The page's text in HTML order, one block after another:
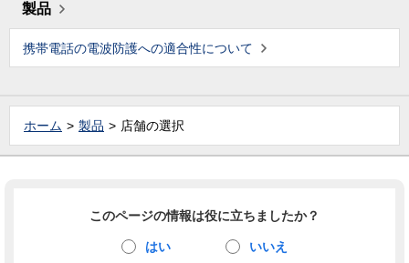
製品
携帯電話の電波防護への適合性について
ホーム 製品 店舗の選択
このページの情報は役に立ちましたか？
はい いいえ